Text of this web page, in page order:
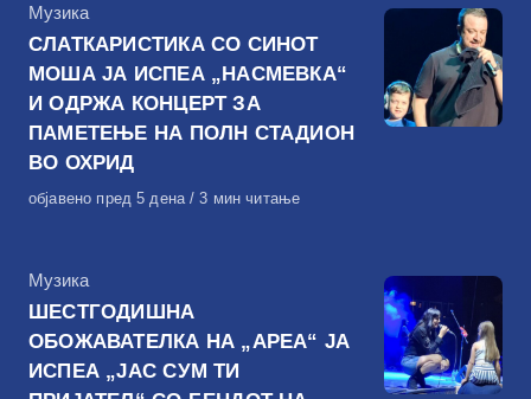
КАтегорија
Музика
СЛАТКАРИСТИКА СО СИНОТ
МОША ЈА ИСПЕА „НАСМЕВКА“
И ОДРЖА КОНЦЕРТ ЗА
ПАМЕТЕЊЕ НА ПОЛН СТАДИОН
ВО ОХРИД
Објавено
објавено пред 5 дена 3 мин читање
КАтегорија
Музика
ШЕСТГОДИШНА
ОБОЖАВАТЕЛКА НА „АРЕА“ ЈА
ИСПЕА „ЈАС СУМ ТИ